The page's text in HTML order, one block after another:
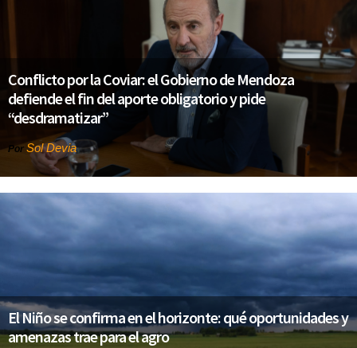
Conflicto por la Coviar: el Gobierno de Mendoza
defiende el fin del aporte obligatorio y pide
“desdramatizar”
Por Sol Devia
El Niño se confirma en el horizonte: qué oportunidades y
amenazas trae para el agro